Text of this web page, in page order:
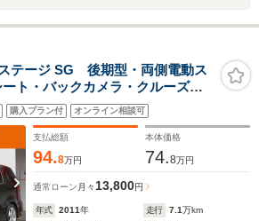
テージ SG 後期型・両側電動ス
ト・バックカメラ・クルーズコ
ー・ハーフレザーシート・HIDヘ
・ETC・純正18インチアルミ
購入プラン付 オンライン相談可
支払総額
94.8万円
本体価格
74.8万円
通常ローン 月々 13,800円
年式 2011年 走行 7.1万km